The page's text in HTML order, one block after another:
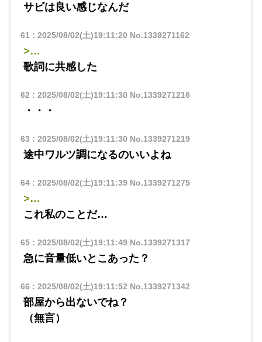
サビは良い感じなんだ
61: 2025/08/02(土)19:11:20 No.1339271162
>…
歌詞に共感した
62 : 2025/08/02(土)19:11:30 No.1339271216
・・・
63 : 2025/08/02(土)19:11:30 No.1339271219
途中ワルツ調になるのいいよね
64: 2025/08/02(土)19:11:39No.1339271275
>…
これ私のことだ…
65: 2025/08/02(土)19:11:49No.1339271317
急に音量低いとこあった？
66 : 2025/08/02(土)19:11:52 No.1339271342
部屋から出ないでね？
（無言）